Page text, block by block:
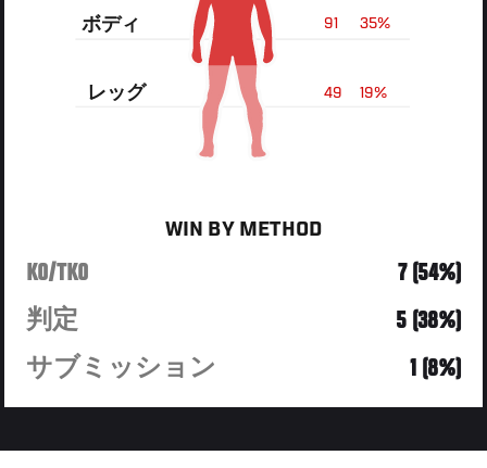
35%
91
ボディ
19%
49
レッグ
WIN BY METHOD
KO/TKO
7 (54%)
判定
5 (38%)
サブミッション
1 (8%)